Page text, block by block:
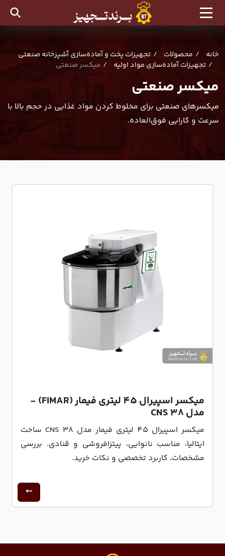
خانه محصولات
تجهیزات پخت و آماده‌سازی آشپزخانه صنعتی
تجهیزات آماده‌سازی مواد اولیه
میکسر صنعتی
میکسر صنعتی
میکسرهای صنعتی برای مخلوط کردن مواد غذایی در حجم بالا با
سرعت و کارایی فوق‌العاده.
میکسر اسپیرال 45 لیتری فیمار (FIMAR) -
مدل CNS 38
میکسر اسپیرال 45 لیتری فیمار مدل CNS 38 ساخت
ایتالیا، مناسب نانوایی، پیتزافروشی و قنادی. بررسی
مشخصات، کاربرد تخصصی و نکات خرید.